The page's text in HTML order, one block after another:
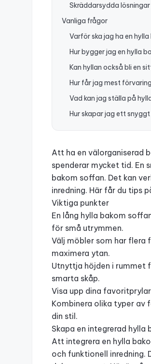
Skräddarsydda
Vanliga frågor
Varför ska jag ha en
Hur bygger jag en hylla
Kan hyllan också bli en
Hur får jag mest
Vad kan jag ställa på
Hur skapar jag ett
Att ha en välorganiserad
spenderar mycket tid. En
bakom soffan. Det kan
inredning. Här får du tips
Viktiga punkter
En lång hylla bakom
för små utrymmen.
Välj möbler som har
maximera ytan.
Utnyttja höjden i rummet
smarta skåp.
Visa upp dina
Kombinera olika typer av
din stil.
Skapa en integrerad hylla
Att integrera en hylla
och funktionell inredning.